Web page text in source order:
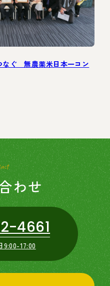
ぐ 無農薬米日本一コン
わせ
4661
9:00-17:00